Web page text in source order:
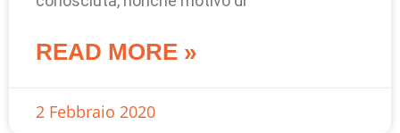
READ MORE »
2 Febbraio 2020